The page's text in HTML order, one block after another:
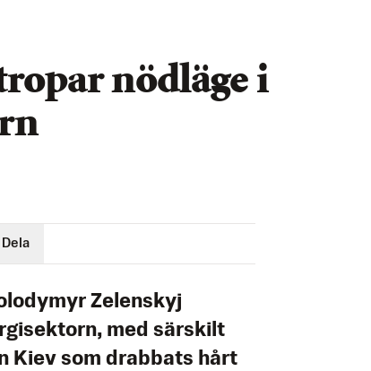
nödläge i
Dela
Zelenskyj
med särskilt
Kiev som drabbats hårt